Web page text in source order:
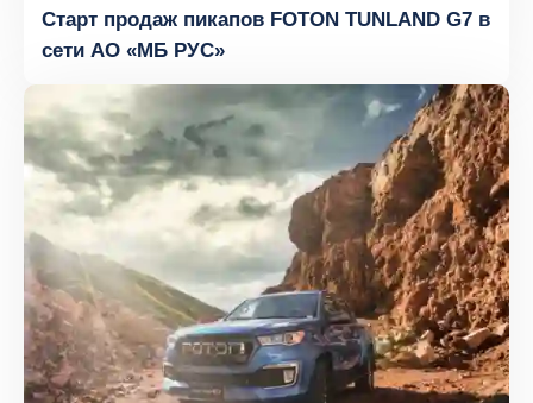
Старт продаж пикапов FOTON TUNLAND G7 в
сети АО «МБ РУС»